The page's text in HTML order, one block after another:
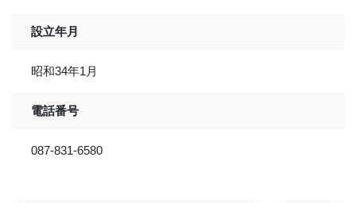
設立年月
昭和34年1月
電話番号
087-831-6580